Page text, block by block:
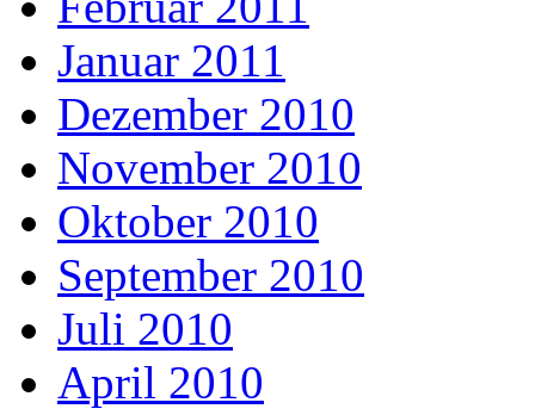
Januar 2011
Dezember 2010
November 2010
Oktober 2010
September 2010
Juli 2010
April 2010